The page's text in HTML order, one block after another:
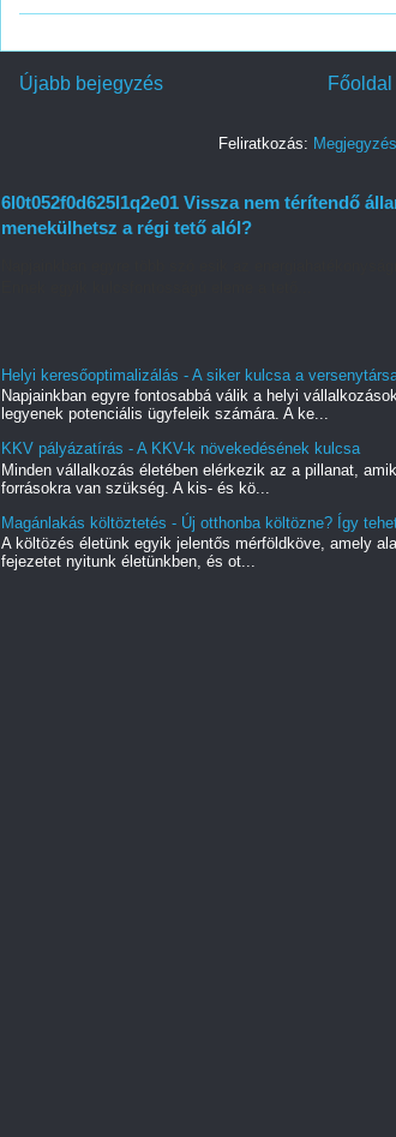
Újabb bejegyzés Főoldal
Feliratkozás:
6l0t052f0d625l1q2e01 Vissza nem térítendő
menekülhetsz a régi tető alól?
Helyi keresőoptimalizálás - A siker kulcsa a
Napjainkban egyre fontosabbá válik a helyi
legyenek potenciális ügyfeleik számára. A ke...
KKV pályázatírás - A KKV-k növekedésének kulcsa
Minden vállalkozás életében elérkezik az a pillanat,
forrásokra van szükség. A kis- és kö...
Magánlakás költöztetés - Új otthonba költözne? Így
A költözés életünk egyik jelentős mérföldköve, amely
fejezetet nyitunk életünkben, és ot...